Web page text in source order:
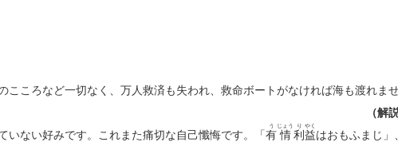
ふまじ 如来
苦海をいか
こころなど一切なく、万人救済も失われ、救命ボートがなければ海も渡れま
。
（解
いない好みです。これまた痛切な自己懺悔です。「有
う
情
じょう
利
り
益
やく
はおもふまじ